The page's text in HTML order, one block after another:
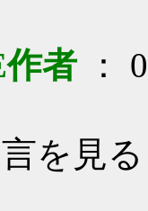
者 ：
を見